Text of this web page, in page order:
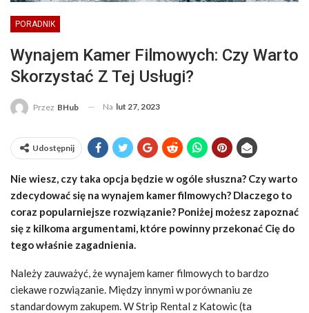
PORADNIK
Wynajem Kamer Filmowych: Czy Warto
Skorzystać Z Tej Usługi?
Przez BHub Na lut 27, 2023
Udostępnij
Nie wiesz, czy taka opcja będzie w ogóle słuszna? Czy warto
zdecydować się na wynajem kamer filmowych? Dlaczego to
coraz popularniejsze rozwiązanie? Poniżej możesz zapoznać
się z kilkoma argumentami, które powinny przekonać Cię do
tego właśnie zagadnienia.
Należy zauważyć, że wynajem kamer filmowych to bardzo
ciekawe rozwiązanie. Między innymi w porównaniu ze
standardowym zakupem. W Strip Rental z Katowic (ta